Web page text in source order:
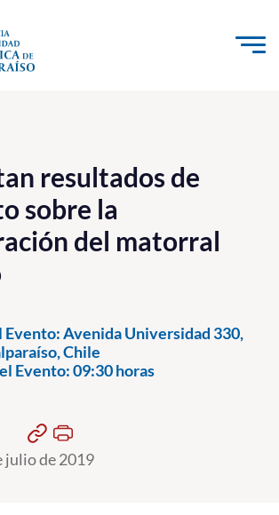
al contenido
e Innovación
el Medio
resultados de
sobre la
del matorral
Evento:Avenida Universidad 330,
Chile
Evento:09:30 horas
julio de 2019